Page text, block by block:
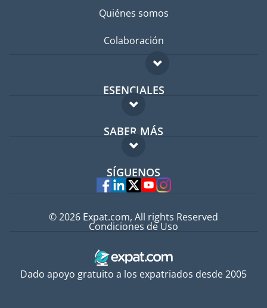
Quiénes somos
Colaboración
ESENCIALES
Foro para expatriados
Guía para expatriados
Trabajos en el extranjero
SABER MÁS
FAQ
Expertos
SÍGUENOS
Dado apoyo gratuito a los expatriados desde 2005
© 2026 Expat.com, All rights Reserved
Condiciones de Uso